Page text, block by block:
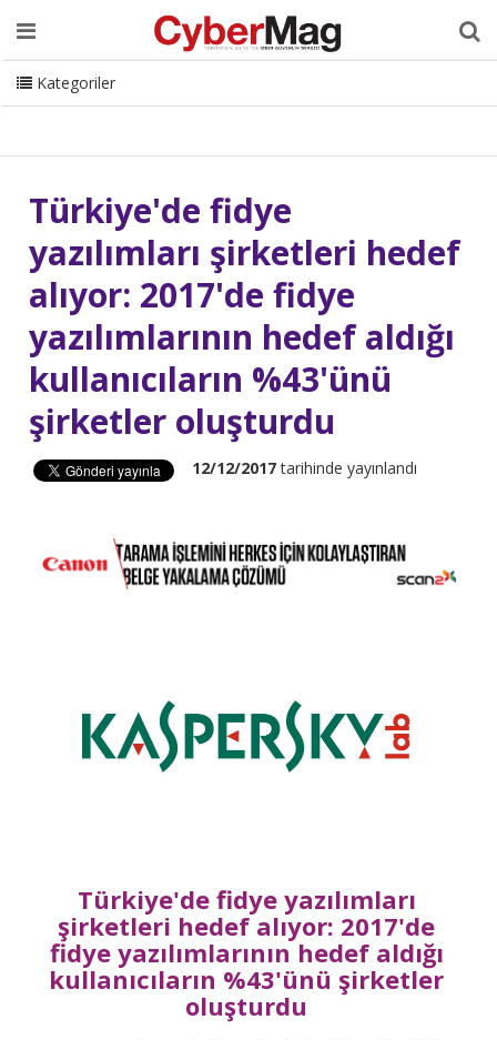
Ana Sayfa Hakkımızda Dergi Editörden
Danışmanlık
ISC Turkey Sizden Gelenler
İletişim
CyberMag Logo
Kategoriler
Türkiye'de fidye
yazılımları şirketleri hedef
alıyor: 2017'de fidye
yazılımlarının hedef aldığı
kullanıcıların %43'ünü
şirketler oluşturdu
12/12/2017tarihinde yayınlandı
Türkiye'de fidye yazılımları
şirketleri hedef alıyor: 2017'de
fidye yazılımlarının hedef aldığı
kullanıcıların %43'ünü şirketler
oluşturdu